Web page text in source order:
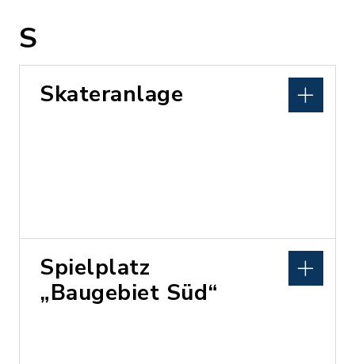
S
Skateranlage
Spielplatz
„Baugebiet Süd“